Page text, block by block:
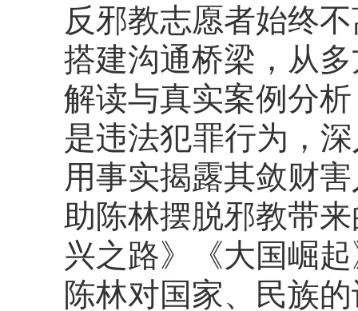
反邪教志愿者始终
搭建沟通桥梁，从
解读与真实案例分
是违法犯罪行为，
用事实揭露其敛财
助陈林摆脱邪教带
兴之路》《大国崛
陈林对国家、民族